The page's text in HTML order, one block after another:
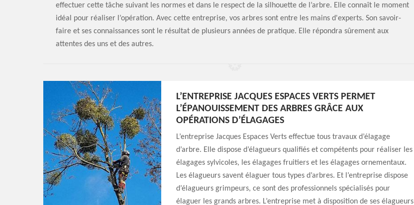
effectuer cette tâche suivant les normes et dans le respect de la silhouette de l’arbre. Elle connaît le moment
idéal pour réaliser l’opération. Avec cette entreprise, vos arbres sont entre les mains d'experts. Son savoir-
faire et ses connaissances sont le résultat de plusieurs années de pratique. Elle répondra sûrement aux
attentes des uns et des autres.
L’ENTREPRISE JACQUES ESPACES VERTS PERMET
L’ÉPANOUISSEMENT DES ARBRES GRÂCE AUX
OPÉRATIONS D’ÉLAGAGES
L’entreprise Jacques Espaces Verts effectue tous travaux d’élagage
d’arbre. Elle dispose d’élagueurs qualifiés et compétents pour réaliser les
élagages sylvicoles, les élagages fruitiers et les élagages ornementaux.
Les élagueurs savent élaguer tous types d’arbres. Et l’entreprise dispose
d’élagueurs grimpeurs, ce sont des professionnels spécialisés pour
élaguer les grands arbres. L’entreprise met à disposition de ses élagueurs